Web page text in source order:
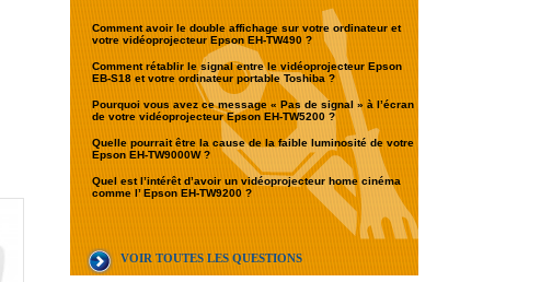
Comment avoir le double affichage sur votre ordinateur et
votre vidéoprojecteur Epson EH-TW490 ?
Comment rétablir le signal entre le vidéoprojecteur Epson
EB-S18 et votre ordinateur portable Toshiba ?
Pourquoi vous avez ce message « Pas de signal » à l’écran
de votre vidéoprojecteur Epson EH-TW5200 ?
Quelle pourrait être la cause de la faible luminosité de votre
Epson EH-TW9000W ?
Quel est l’intérêt d’avoir un vidéoprojecteur home cinéma
comme l’ Epson EH-TW9200 ?
VOIR TOUTES LES QUESTIONS